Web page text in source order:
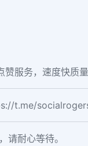
服务，速度快质
t.me/
请耐心等待。